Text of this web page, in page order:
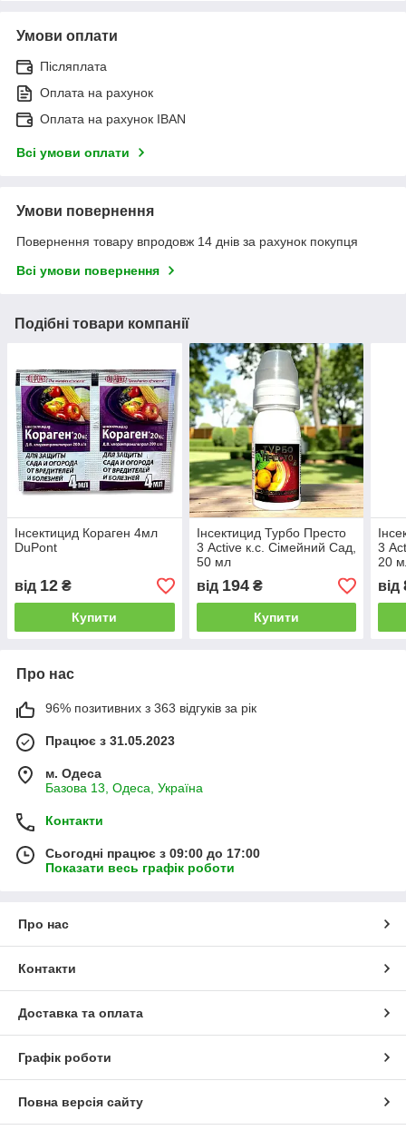
Умови оплати
Післяплата
Оплата на рахунок
Оплата на рахунок IBAN
Всі умови оплати
Умови повернення
Повернення товару впродовж 14 днів за рахунок покупця
Всі умови повернення
Подібні товари компанії
Інсектицид Кораген 4мл
DuPont
від 12 ₴
Купити
Інсектицид Турбо Престо
3 Active к.с. Сімейний Сад,
50 мл
від 194₴
Купити
3
20
від
Про нас
96% позитивних з 363 відгуків за рік
Працює з 31.05.2023
м. Одеса
Базова 13, Одеса, Україна
Контакти
Сьогодні працює з 09:00 до 17:00
Показати весь графік роботи
Про нас
Контакти
Доставка та оплата
Графік роботи
Повна версія сайту